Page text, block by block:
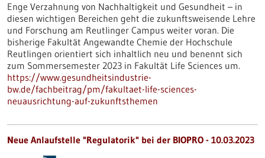
Enge Verzahnung von Nachhaltigkeit und Gesundheit – in
diesen wichtigen Bereichen geht die zukunftsweisende Lehre
und Forschung am Reutlinger Campus weiter voran. Die
bisherige Fakultät Angewandte Chemie der Hochschule
Reutlingen orientiert sich inhaltlich neu und benennt sich
zum Sommersemester 2023 in Fakultät Life Sciences um.
https://www.gesundheitsindustrie-
bw.de/fachbeitrag/pm/fakultaet-life-sciences-
neuausrichtung-auf-zukunftsthemen
Neue Anlaufstelle "Regulatorik" bei der BIOPRO - 10.03.2023